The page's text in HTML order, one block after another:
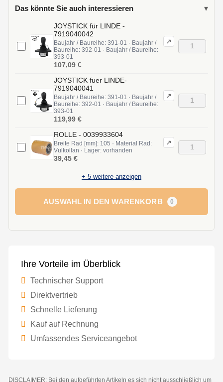
Das könnte Sie auch interessieren ▾
JOYSTICK für LINDE -
7919040042
Baujahr / Baureihe: 391-01 · Baujahr /
Baureihe: 392-01 · Baujahr / Baureihe:
393-01
↗
107,09 €
JOYSTICK fuer LINDE-
7919040041
Baujahr / Baureihe: 391-01 · Baujahr /
Baureihe: 392-01 · Baujahr / Baureihe:
393-01
↗
119,99 €
ROLLE - 0039933604
Breite Rad [mm]: 105 · Material Rad:
Vulkollan · Lager: vorhanden
↗
39,45 €
+ 5 weitere anzeigen
AUSWAHL IN DEN WARENKORB 0
Ihre Vorteile im Überblick
Technischer Support
Direktvertrieb
Schnelle Lieferung
Kauf auf Rechnung
Umfassendes Serviceangebot
DISCLAIMER: Bei den aufgeführten Artikeln es sich nicht ausschließlich um